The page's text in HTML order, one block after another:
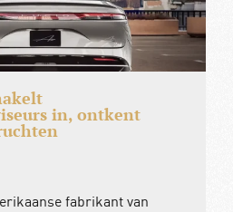
in, ontkent
fabrikant van